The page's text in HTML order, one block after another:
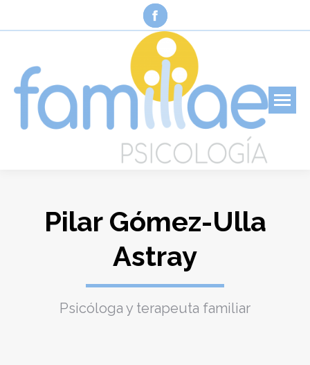
Facebook
page
opens
in
new
Pilar Gómez-Ulla
Astray
Psicóloga y terapeuta familiar